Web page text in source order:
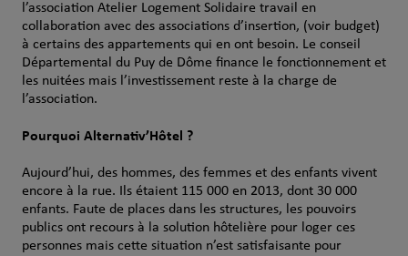
l’association Atelier Logement Solidaire travail en
collaboration avec des associations d’insertion, (voir budget)
à certains des appartements qui en ont besoin. Le conseil
Départemental du Puy de Dôme finance le fonctionnement et
les nuitées mais l’investissement reste à la charge de
l’association.
Pourquoi Alternativ’Hôtel ?
Aujourd’hui, des hommes, des femmes et des enfants vivent
encore à la rue. Ils étaient 115 000 en 2013, dont 30 000
enfants. Faute de places dans les structures, les pouvoirs
publics ont recours à la solution hôtelière pour loger ces
personnes mais cette situation n’est satisfaisante pour